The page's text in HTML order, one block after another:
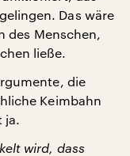
Das wäre
des Menschen,
ließe.
die
Keimbahn
ja.
wird, dass